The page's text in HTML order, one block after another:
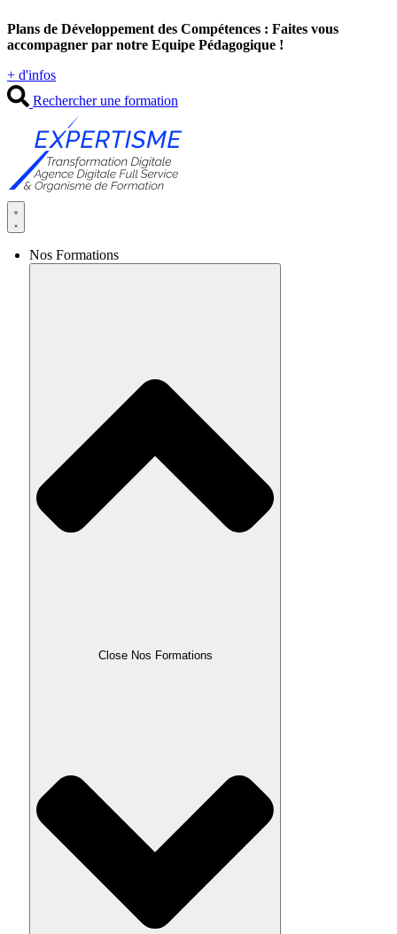
au
contenu
Plans de Développement des Compétences : Faites vous
accompagner par notre Equipe Pédagogique !
+ d'infos
Rechercher une formation
Nos Formations
Close Nos Formations